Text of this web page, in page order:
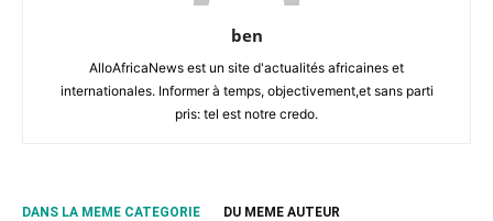
ben
AlloAfricaNews est un site d'actualités africaines et
internationales. Informer à temps, objectivement,et sans parti
pris: tel est notre credo.
DANS LA MEME CATEGORIE DU MEME AUTEUR